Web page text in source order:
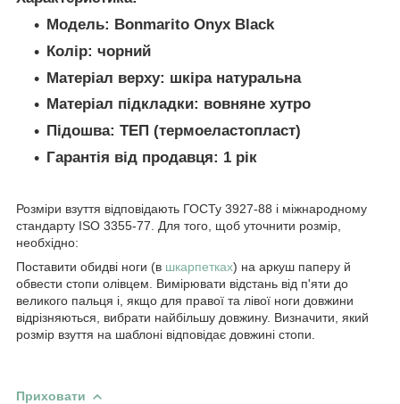
Модель: Bonmarito Onyx Black
Колір: чорний
Матеріал верху: шкіра натуральна
Матеріал підкладки: вовняне хутро
Підошва: ТЕП (термоеластопласт)
Гарантія від продавця: 1 рік
Розміри взуття відповідають ГОСТу 3927-88 і міжнародному
стандарту ISO 3355-77. Для того, щоб уточнити розмір,
необхідно:
Поставити обидві ноги (в шкарпетках) на аркуш паперу й
обвести стопи олівцем. Вимірювати відстань від п'яти до
великого пальця і, якщо для правої та лівої ноги довжини
відрізняються, вибрати найбільшу довжину. Визначити, який
розмір взуття на шаблоні відповідає довжині стопи.
Приховати